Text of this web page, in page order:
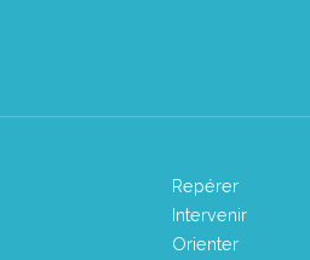
Repérer
Intervenir
Orienter